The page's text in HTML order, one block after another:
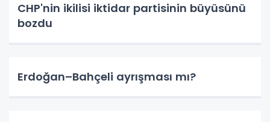
CHP'nin ikilisi iktidar partisinin büyüsünü
bozdu
Erdoğan–Bahçeli ayrışması mı?